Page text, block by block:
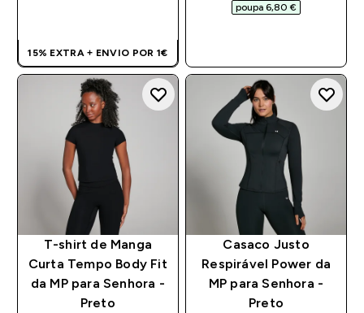
15% EXTRA + ENVIO POR 1€
poupa 6,80 €‎
T-shirt de Manga
Curta Tempo Body Fit
da MP para Senhora -
Preto
Casaco Justo
Respirável Power da
MP para Senhora -
Preto